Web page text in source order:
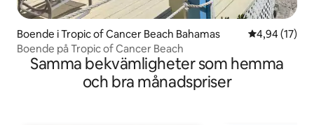
Boende i Tropic of Cancer Beach Bahamas 4,94 av 5 i
4,94 (17)
Boende på Tropic of Cancer Beach
Samma bekvämligheter som hemma
och bra månadspriser